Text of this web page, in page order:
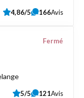
4,86/5 166Avis
Fermé
5/5 121Avis